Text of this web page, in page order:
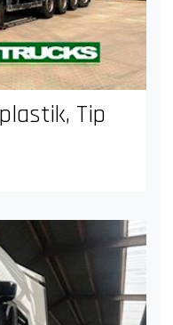
Tip